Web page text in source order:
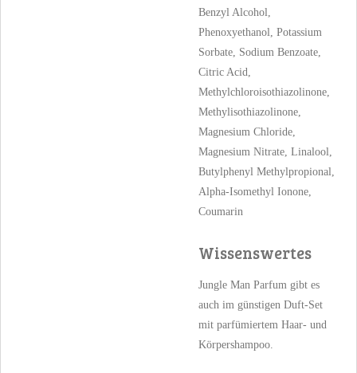
Benzyl Alcohol,
Phenoxyethanol, Potassium
Sorbate, Sodium Benzoate,
Citric Acid,
Methylchloroisothiazolinone,
Methylisothiazolinone,
Magnesium Chloride,
Magnesium Nitrate, Linalool,
Butylphenyl Methylpropional,
Alpha-Isomethyl Ionone,
Coumarin
Wissenswertes
Jungle Man Parfum gibt es
auch im günstigen Duft-Set
mit parfümiertem Haar- und
Körpershampoo.